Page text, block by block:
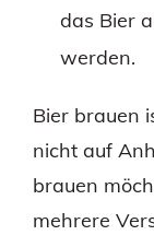
das Bier
werden.
Bier brauen
nicht auf
brauen
mehrere